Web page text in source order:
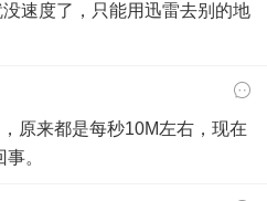
速度了，只能用迅雷去别的地
原来都是每秒10M左右，现在
。